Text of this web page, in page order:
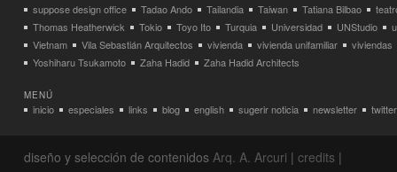
suppose design office
Tadao Ando Tailandia Taiwan Tatiana Bilbao
Thomas Heatherwick
Tokio Toyo Ito Turquia Universidad UNStudio
Vietnam
Vila Sebastián Arquitectos vivienda vivienda unifamiliar
viviendas
Yoshiharu Tsukamoto
Zaha Hadid Zaha Hadid Architects
MENÚ
inicio especiales links blog english sugerir noticia newsletter twitter
diseño y selección de contenidos Arq. A. Arcuri | credits |